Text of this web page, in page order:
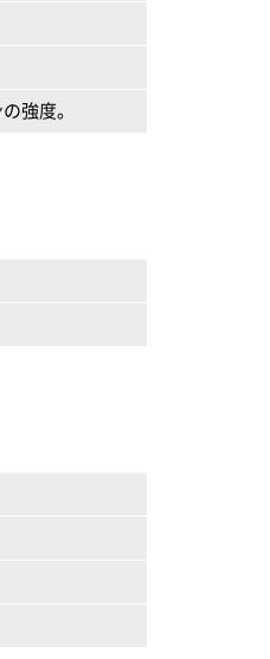
強度。